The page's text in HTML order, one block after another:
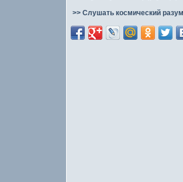
>> Слушать космический